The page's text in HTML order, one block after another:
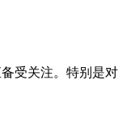
受关注。特别是对